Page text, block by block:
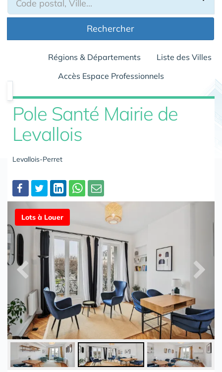
Rechercher
Régions & Départements
Liste des Villes
Accès Espace Professionnels
Pole Santé Mairie de
Levallois
Levallois-Perret
Partager
Lots à Louer